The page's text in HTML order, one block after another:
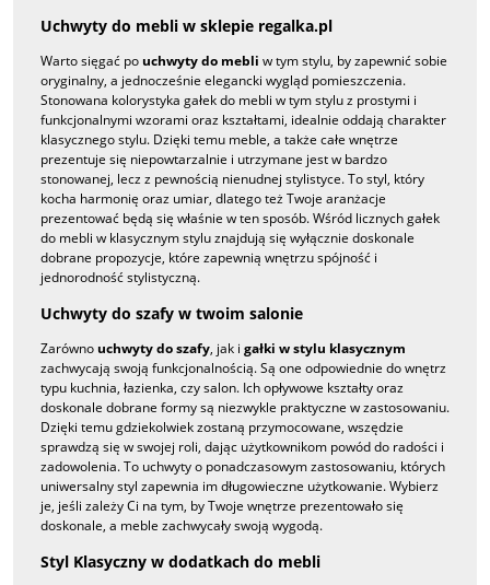
Uchwyty do mebli w sklepie regalka.pl
Warto sięgać po uchwyty do mebli w tym stylu, by zapewnić sobie
oryginalny, a jednocześnie elegancki wygląd pomieszczenia.
Stonowana kolorystyka gałek do mebli w tym stylu z prostymi i
funkcjonalnymi wzorami oraz kształtami, idealnie oddają charakter
klasycznego stylu. Dzięki temu meble, a także całe wnętrze
prezentuje się niepowtarzalnie i utrzymane jest w bardzo
stonowanej, lecz z pewnością nienudnej stylistyce. To styl, który
kocha harmonię oraz umiar, dlatego też Twoje aranżacje
prezentować będą się właśnie w ten sposób. Wśród licznych gałek
do mebli w klasycznym stylu znajdują się wyłącznie doskonale
dobrane propozycje, które zapewnią wnętrzu spójność i
jednorodność stylistyczną.
Uchwyty do szafy w twoim salonie
Zarówno uchwyty do szafy, jak i gałki w stylu klasycznym
zachwycają swoją funkcjonalnością. Są one odpowiednie do wnętrz
typu kuchnia, łazienka, czy salon. Ich opływowe kształty oraz
doskonale dobrane formy są niezwykle praktyczne w zastosowaniu.
Dzięki temu gdziekolwiek zostaną przymocowane, wszędzie
sprawdzą się w swojej roli, dając użytkownikom powód do radości i
zadowolenia. To uchwyty o ponadczasowym zastosowaniu, których
uniwersalny styl zapewnia im długowieczne użytkowanie. Wybierz
je, jeśli zależy Ci na tym, by Twoje wnętrze prezentowało się
doskonale, a meble zachwycały swoją wygodą.
Styl Klasyczny w dodatkach do mebli